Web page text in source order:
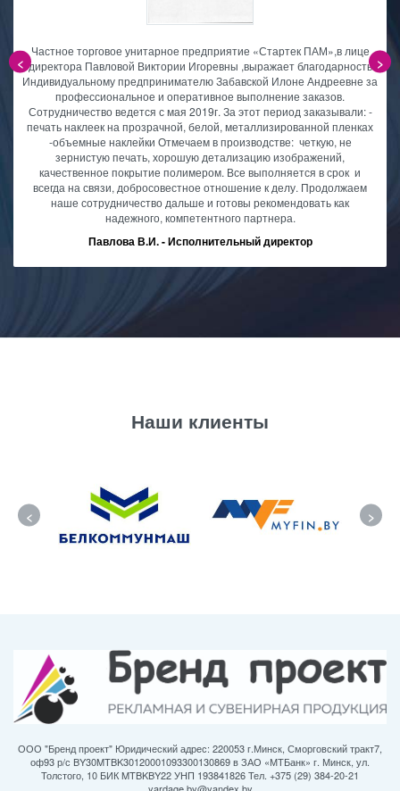
<
Частное торговое унитарное предприятие «Стартек ПАМ»,в лице
директора Павловой Виктории Игоревны ,выражает благодарность
Индивидуальному предпринимателю Забавской Илоне Андреевне за
профессиональное и оперативное выполнение заказов.
Сотрудничество ведется с мая 2019г. За этот период заказывали: -
печать наклеек на прозрачной, белой, металлизированной пленках
-объемные наклейки Отмечаем в производстве: четкую, не
зернистую печать, хорошую детализацию изображений,
качественное покрытие полимером. Все выполняется в срок и
всегда на связи, добросовестное отношение к делу. Продолжаем
наше сотрудничество дальше и готовы рекомендовать как
надежного, компетентного партнера.
Павлова В.И. - Исполнительный директор
>
Наши клиенты
< >
ООО "Бренд проект" Юридический адрес: 220053 г.Минск, Сморговский тракт7,
оф93 р/с BY30MTBK30120001093300130869 в ЗАО «МТБанк» г. Минск, ул.
Толстого, 10 БИК MTBKBY22 УНП 193841826 Тел. +375 (29) 384-20-21